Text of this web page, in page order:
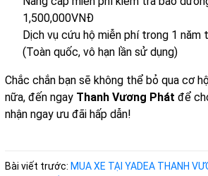
1,500,000VNĐ
Dịch vụ cứu hộ miễn phí trong 1 năm
(Toàn quốc, vô hạn lần sử dụng)
Chắc chắn bạn sẽ không thể bỏ qua cơ
nữa, đến ngay Thanh Vương Phát để
nhận ngay ưu đãi hấp dẫn!
Bài viết trước: MUA XE TẠI YADEA THANH